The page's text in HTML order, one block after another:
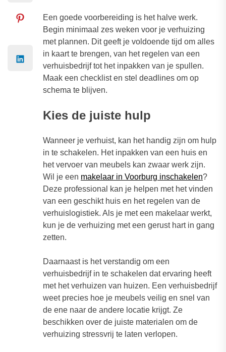
Een goede voorbereiding is het halve werk.
Begin minimaal zes weken voor je verhuizing
met plannen. Dit geeft je voldoende tijd om alles
in kaart te brengen, van het regelen van een
verhuisbedrijf tot het inpakken van je spullen.
Maak een checklist en stel deadlines om op
schema te blijven.
Kies de juiste hulp
Wanneer je verhuist, kan het handig zijn om hulp
in te schakelen. Het inpakken van een huis en
het vervoer van meubels kan zwaar werk zijn.
Wil je een makelaar in Voorburg inschakelen?
Deze professional kan je helpen met het vinden
van een geschikt huis en het regelen van de
verhuislogistiek. Als je met een makelaar werkt,
kun je de verhuizing met een gerust hart in gang
zetten.
Daarnaast is het verstandig om een
verhuisbedrijf in te schakelen dat ervaring heeft
met het verhuizen van huizen. Een verhuisbedrijf
weet precies hoe je meubels veilig en snel van
de ene naar de andere locatie krijgt. Ze
beschikken over de juiste materialen om de
verhuizing stressvrij te laten verlopen.